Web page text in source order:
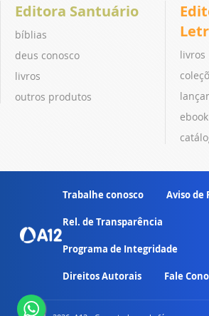
Editora Santuário
bíblias
deus conosco
livros
outros produtos
livros
ebook
Trabalhe conosco Aviso de
Rel. de Transparência
Programa de Integridade
Direitos Autorais Fale